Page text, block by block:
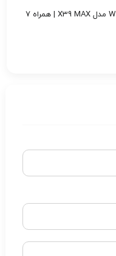
خرید ساعت هوشمند WISME مدل X39 MAX | همراه 7